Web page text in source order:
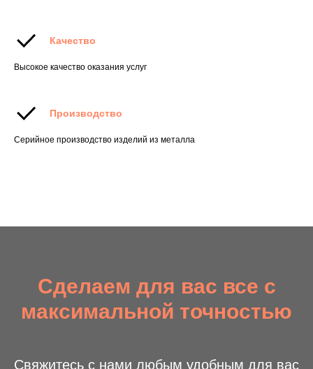
Качество
Высокое качество оказания услуг
Производство
Серийное производство изделий из металла
Сделаем для вас все с
максимальной точностью
Свяжитесь с нами любым удобным для вас